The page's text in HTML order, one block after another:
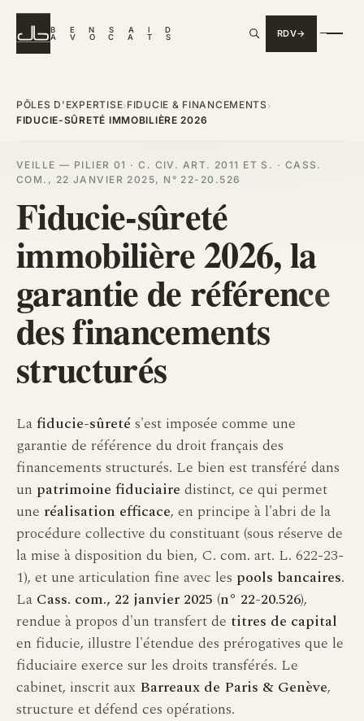
B E N S A I
D
A
V O C A T S RDV
PÔLES D'EXPERTISE›FIDUCIE & FINANCEMENTS ›
FIDUCIE-SÛRETÉ IMMOBILIÈRE 2026
VEILLE — PILIER 01 · C. CIV. ART. 2011 ET S. · CASS.
COM., 22 JANVIER 2025, N° 22-20.526
Fiducie-sûreté
immobilière 2026, la
garantie de référence
des financements
structurés
Lafiducie-sûretés'est imposée comme une
garantie de référence du droit français des
financements structurés. Le bien est transféré dans
un patrimoine fiduciaire distinct, ce qui permet
une réalisation efficace, en principe à l'abri de la
procédure collective du constituant (sous réserve de
la mise à disposition du bien, C. com. art. L. 622-23-
1), et une articulation fine avec les pools bancaires.
La Cass. com., 22 janvier 2025 (n° 22-20.526),
rendue à propos d'un transfert de titres de capital
en fiducie, illustre l'étendue des prérogatives que le
fiduciaire exerce sur les droits transférés. Le
cabinet, inscrit aux Barreaux de Paris & Genève,
structure et défend ces opérations.